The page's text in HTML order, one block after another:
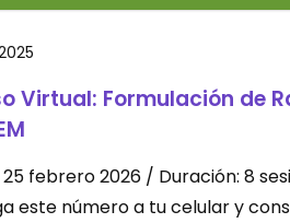
Virtual: Formulación de
febrero 2026 / Duración: 8
este número a tu celular y